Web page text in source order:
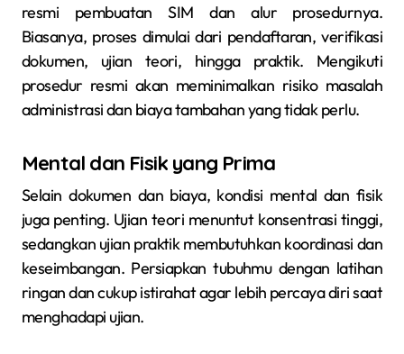
resmi pembuatan SIM dan alur prosedurnya.
Biasanya, proses dimulai dari pendaftaran, verifikasi
dokumen, ujian teori, hingga praktik. Mengikuti
prosedur resmi akan meminimalkan risiko masalah
administrasi dan biaya tambahan yang tidak perlu.
Mental dan Fisik yang Prima
Selain dokumen dan biaya, kondisi mental dan fisik
juga penting. Ujian teori menuntut konsentrasi tinggi,
sedangkan ujian praktik membutuhkan koordinasi dan
keseimbangan. Persiapkan tubuhmu dengan latihan
ringan dan cukup istirahat agar lebih percaya diri saat
menghadapi ujian.